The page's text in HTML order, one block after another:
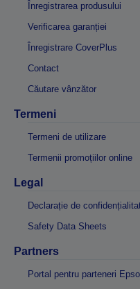
Înregistrarea produsului
Verificarea garanției
Înregistrare CoverPlus
Contact
Căutare vânzător
Termeni
Termeni de utilizare
Termenii promoțiilor online
Legal
Declarație de
Safety Data Sheets
Partners
Portal pentru parteneri